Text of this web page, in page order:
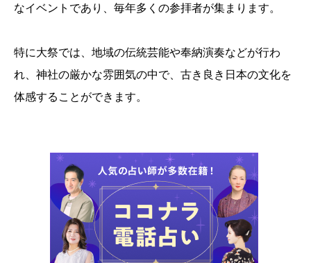
なイベントであり、毎年多くの参拝者が集まります。
特に大祭では、地域の伝統芸能や奉納演奏などが行わ
れ、神社の厳かな雰囲気の中で、古き良き日本の文化を
体感することができます。